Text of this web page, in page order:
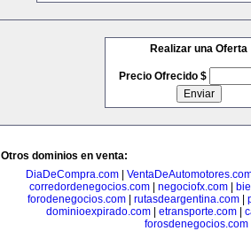
Realizar una Oferta
Precio Ofrecido $
Otros dominios en venta:
DiaDeCompra.com|
corredordenegocios.com
negociofx.com
forodenegocios.com| rutasdeargentina.com|
dominioexpirado.com| etransporte.com|
forosdenegocios.com